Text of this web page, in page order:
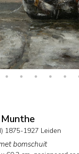
1875-1927 Leiden
bomschuit